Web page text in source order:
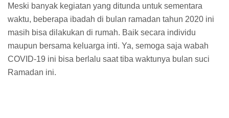
Meski banyak kegiatan yang ditunda untuk sementara
waktu, beberapa ibadah di bulan ramadan tahun 2020 ini
masih bisa dilakukan di rumah. Baik secara individu
maupun bersama keluarga inti. Ya, semoga saja wabah
COVID-19 ini bisa berlalu saat tiba waktunya bulan suci
Ramadan ini.